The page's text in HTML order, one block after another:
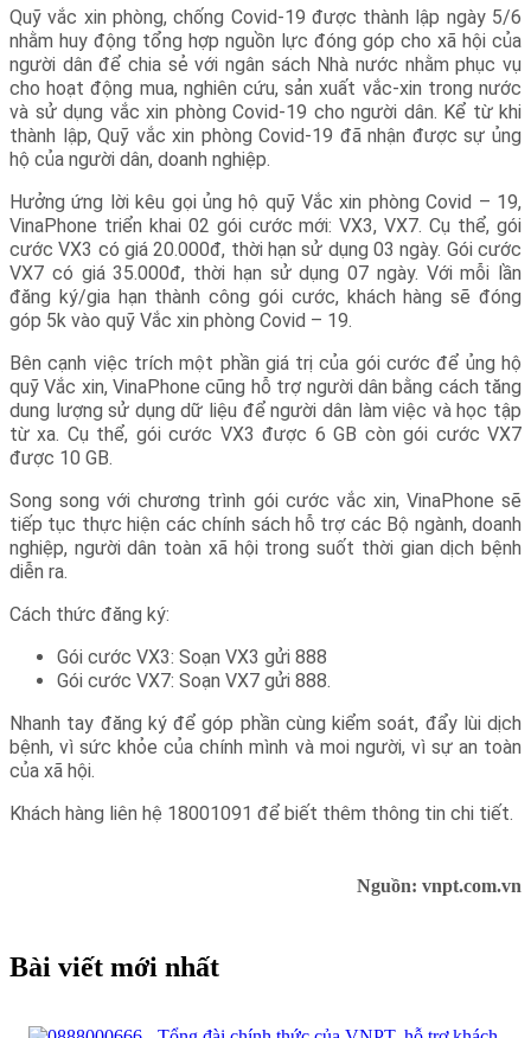
Quỹ vắc xin phòng, chống Covid-19 được thành lập ngày 5/6
nhằm huy động tổng hợp nguồn lực đóng góp cho xã hội của
người dân để chia sẻ với ngân sách Nhà nước nhằm phục vụ
cho hoạt động mua, nghiên cứu, sản xuất vắc-xin trong nước
và sử dụng vắc xin phòng Covid-19 cho người dân. Kể từ khi
thành lập, Quỹ vắc xin phòng Covid-19 đã nhận được sự ủng
hộ của người dân, doanh nghiệp.
Hưởng ứng lời kêu gọi ủng hộ quỹ Vắc xin phòng Covid – 19,
VinaPhone triển khai 02 gói cước mới: VX3, VX7. Cụ thể, gói
cước VX3 có giá 20.000đ, thời hạn sử dụng 03 ngày. Gói cước
VX7 có giá 35.000đ, thời hạn sử dụng 07 ngày. Với mỗi lần
đăng ký/gia hạn thành công gói cước, khách hàng sẽ đóng
góp 5k vào quỹ Vắc xin phòng Covid – 19.
Bên cạnh việc trích một phần giá trị của gói cước để ủng hộ
quỹ Vắc xin, VinaPhone cũng hỗ trợ người dân bằng cách tăng
dung lượng sử dụng dữ liệu để người dân làm việc và học tập
từ xa. Cụ thể, gói cước VX3 được 6 GB còn gói cước VX7
được 10 GB.
Song song với chương trình gói cước vắc xin, VinaPhone sẽ
tiếp tục thực hiện các chính sách hỗ trợ các Bộ ngành, doanh
nghiệp, người dân toàn xã hội trong suốt thời gian dịch bệnh
diễn ra.
Cách thức đăng ký:
Gói cước VX3: Soạn VX3 gửi 888
Gói cước VX7: Soạn VX7 gửi 888.
Nhanh tay đăng ký để góp phần cùng kiểm soát, đẩy lùi dịch
bệnh, vì sức khỏe của chính mình và moi người, vì sự an toàn
của xã hội.
Khách hàng liên hệ 18001091 để biết thêm thông tin chi tiết.
Nguồn: vnpt.com.vn
Bài viết mới nhất